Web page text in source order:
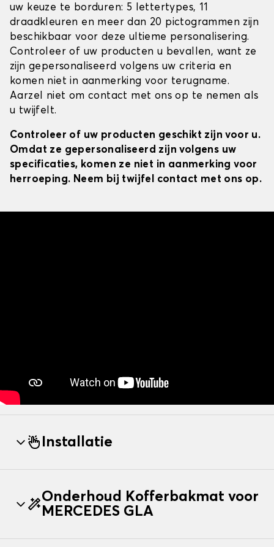
uw keuze te borduren: 5 lettertypes, 11
draadkleuren en meer dan 20 pictogrammen zijn
beschikbaar voor deze ultieme personalisering.
Controleer of uw producten u bevallen, want ze
zijn gepersonaliseerd volgens uw criteria en
komen niet in aanmerking voor terugname.
Aarzel niet om contact met ons op te nemen als
u twijfelt.
Controleer of uw producten geschikt zijn voor u.
Omdat ze gepersonaliseerd zijn volgens uw
specificaties, komen ze niet in aanmerking voor
herroeping. Neem bij twijfel contact met ons op.
Installatie
Onderhoud Kofferbakmat voor
MERCEDES GLA